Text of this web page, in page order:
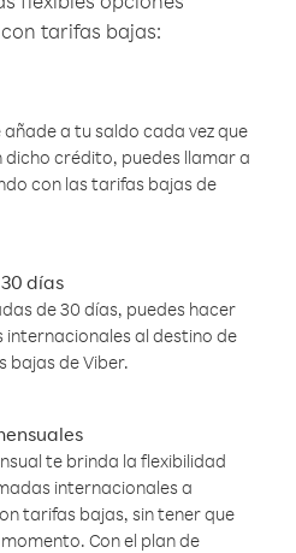
tarifas bajas:
a tu saldo cada vez que
crédito, puedes llamar a
con las tarifas bajas de
días
de 30 días, puedes hacer
al destino de
bajas de Viber.
te brinda la flexibilidad
internacionales a
tarifas bajas, sin tener que
Con el plan de